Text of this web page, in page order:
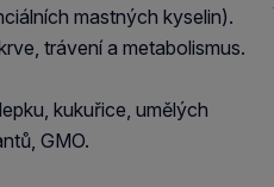
mastných kyselin).
trávení a metabolismus.
kukuřice, umělých
GMO.